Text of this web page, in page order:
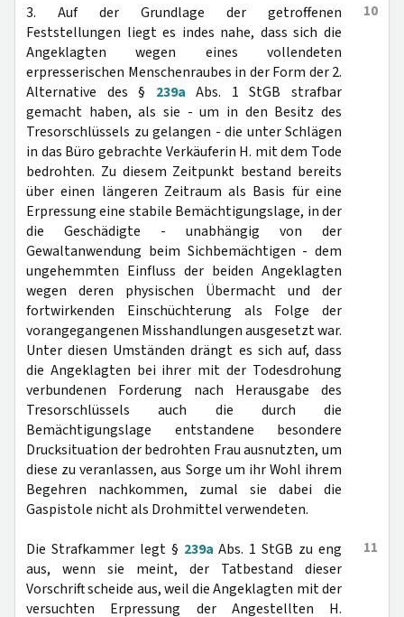
10
3. Auf der Grundlage der getroffenen
Feststellungen liegt es indes nahe, dass sich die
Angeklagten wegen eines vollendeten
erpresserischen Menschenraubes in der Form der 2.
Alternative des § 239a Abs. 1 StGB strafbar
gemacht haben, als sie - um in den Besitz des
Tresorschlüssels zu gelangen - die unter Schlägen
in das Büro gebrachte Verkäuferin H. mit dem Tode
bedrohten. Zu diesem Zeitpunkt bestand bereits
über einen längeren Zeitraum als Basis für eine
Erpressung eine stabile Bemächtigungslage, in der
die Geschädigte - unabhängig von der
Gewaltanwendung beim Sichbemächtigen - dem
ungehemmten Einfluss der beiden Angeklagten
wegen deren physischen Übermacht und der
fortwirkenden Einschüchterung als Folge der
vorangegangenen Misshandlungen ausgesetzt war.
Unter diesen Umständen drängt es sich auf, dass
die Angeklagten bei ihrer mit der Todesdrohung
verbundenen Forderung nach Herausgabe des
Tresorschlüssels auch die durch die
Bemächtigungslage entstandene besondere
Drucksituation der bedrohten Frau ausnutzten, um
diese zu veranlassen, aus Sorge um ihr Wohl ihrem
Begehren nachkommen, zumal sie dabei die
Gaspistole nicht als Drohmittel verwendeten.
11
Die Strafkammer legt § 239a Abs. 1 StGB zu eng
aus, wenn sie meint, der Tatbestand dieser
Vorschrift scheide aus, weil die Angeklagten mit der
versuchten Erpressung der Angestellten H.